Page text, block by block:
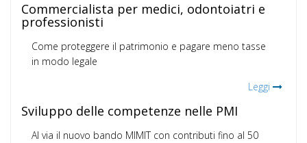
Commercialista per medici, odontoiatri e
professionisti
Come proteggere il patrimonio e pagare meno tasse
in modo legale
Leggi
Sviluppo delle competenze nelle PMI
Al via il nuovo bando MIMIT con contributi fino al 50